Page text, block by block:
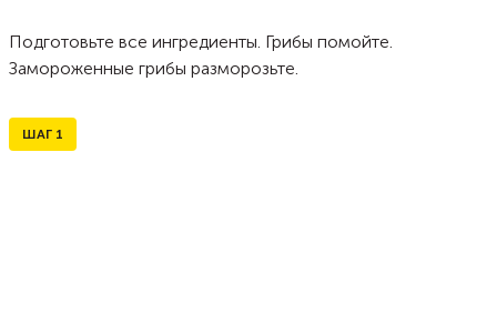
Подготовьте все ингредиенты. Грибы помойте.
Замороженные грибы разморозьте.
ШАГ 1